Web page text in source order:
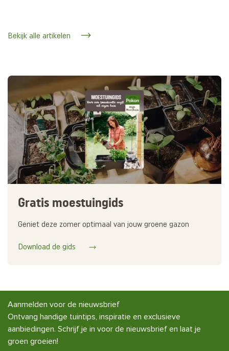
Bekijk alle artikelen
Gratis moestuingids
Geniet deze zomer optimaal van jouw groene gazon
Download de gids
Aanmelden voor de nieuwsbrief
Ontvang handige tuintips, inspiratie en exclusieve
aanbiedingen. Schrijf je in voor de nieuwsbrief en laat je
groen groeien!